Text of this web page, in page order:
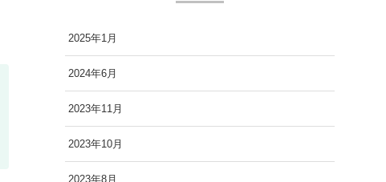
2025年1月
2024年6月
2023年11月
2023年10月
2023年8月